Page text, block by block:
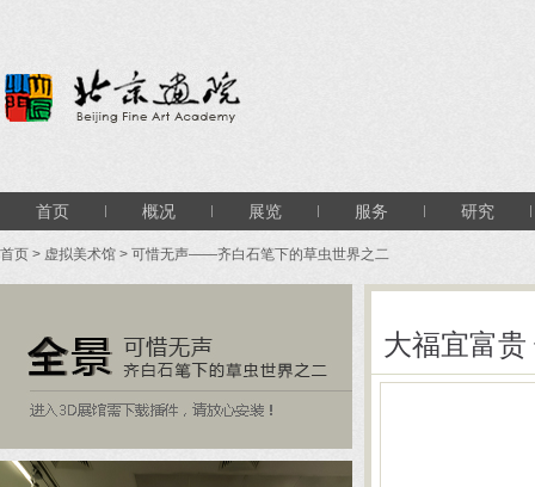
首页 概况 展览 服务 研究
首页 > 虚拟美术馆 > 可惜无声――齐白石笔下的草虫世界之二